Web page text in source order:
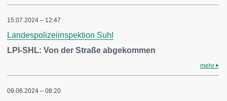
15.07.2024 – 12:47
Landespolizeiinspektion Suhl
LPI-SHL: Von der Straße abgekommen
mehr
09.06.2024 – 08:20